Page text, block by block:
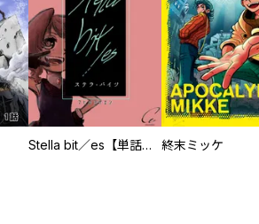
Stella bit／es【単話版】 終末ミッケ